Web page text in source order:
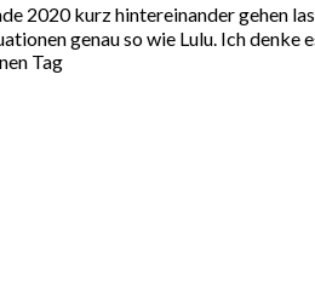
2020 kurz hintereinander gehen
genau so wie Lulu. Ich denke
Tag